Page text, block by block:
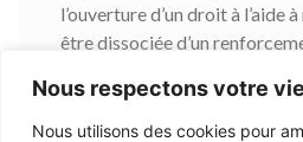
Nous respectons votre
Nous utilisons des cookies pour
l’ouverture d’un droit à l’aide
être dissociée d’un
l’ensemble du territoire. C’est
exigence qui a guidé les